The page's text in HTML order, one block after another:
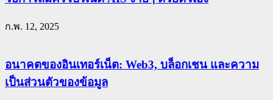
ก.พ. 12, 2025
อนาคตของอินเทอร์เน็ต: Web3, บล็อกเชน และความ
เป็นส่วนตัวของข้อมูล